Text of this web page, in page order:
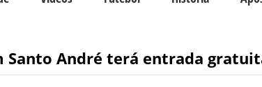
Santo André terá entrada